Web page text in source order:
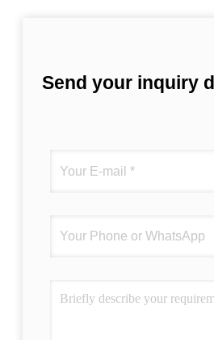
Send your inquiry